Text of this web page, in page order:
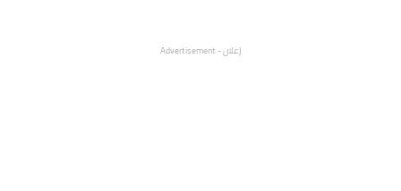
إعلان - Advertisement